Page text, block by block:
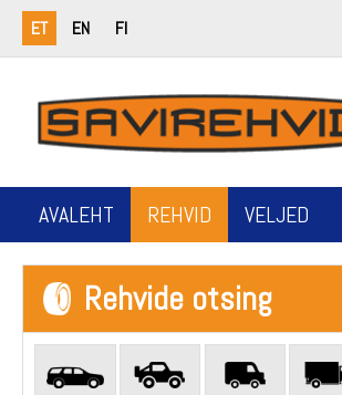
ET EN FI
AVALEHT REHVID VELJED
Rehvide otsing